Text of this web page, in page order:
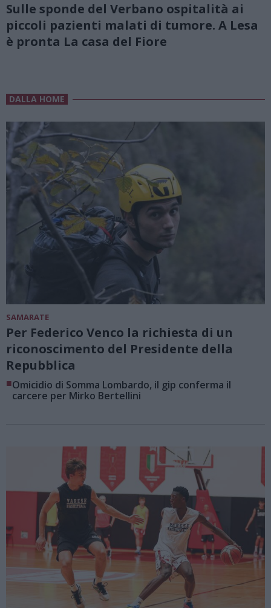
Sulle sponde del Verbano ospitalità ai
piccoli pazienti malati di tumore. A Lesa
è pronta La casa del Fiore
DALLA HOME
SAMARATE
Per Federico Venco la richiesta di un
riconoscimento del Presidente della
Repubblica
■Omicidio di Somma Lombardo, il gip conferma il
carcere per Mirko Bertellini